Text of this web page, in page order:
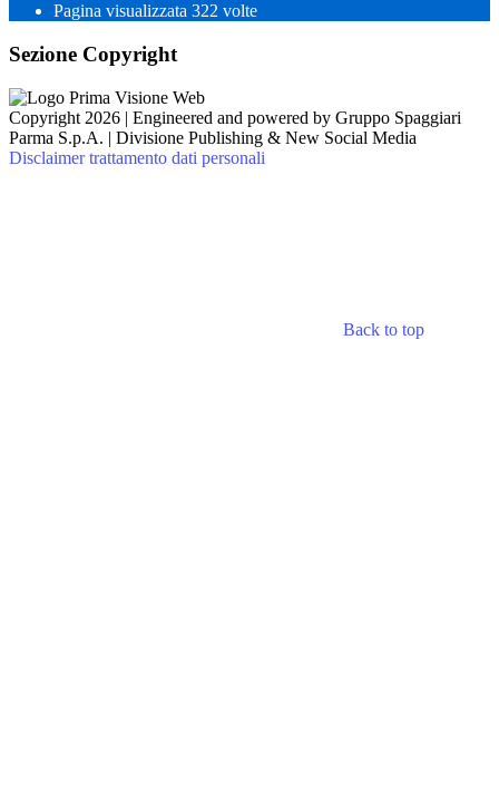
Pagina visualizzata 322 volte
Sezione Copyright
Copyright 2026 | Engineered and powered by Gruppo Spaggiari
Parma S.p.A. | Divisione Publishing & New Social Media
Disclaimer trattamento dati personali
Back to top